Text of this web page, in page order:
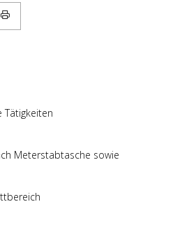
Tätigkeiten
Meterstabtasche sowie